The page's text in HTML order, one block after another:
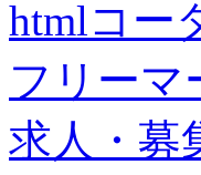
htmlコー
フリーマ
求人・募